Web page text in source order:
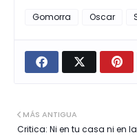
Gomorra Oscar
MÁS ANTIGUA
Critica: Ni en tu casa ni en la